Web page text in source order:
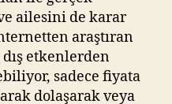
ailesini de karar
araştıran
etkenlerden
sadece fiyata
dolaşarak veya